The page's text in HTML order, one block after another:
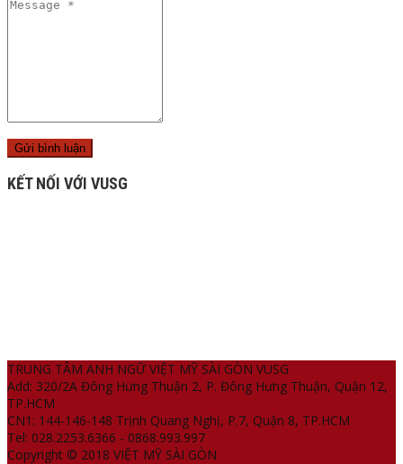
KẾT NỐI VỚI VUSG
TRUNG TÂM ANH NGỮ VIỆT MỸ SÀI GÒN VUSG
Add: 320/2A Đông Hưng Thuận 2, P. Đông Hưng Thuận, Quận 12,
TP.HCM
CN1: 144-146-148 Trịnh Quang Nghị, P.7, Quận 8, TP.HCM
Tel: 028.2253.6366 - 0868.993.997
Copyright © 2018 VIỆT MỸ SÀI GÒN